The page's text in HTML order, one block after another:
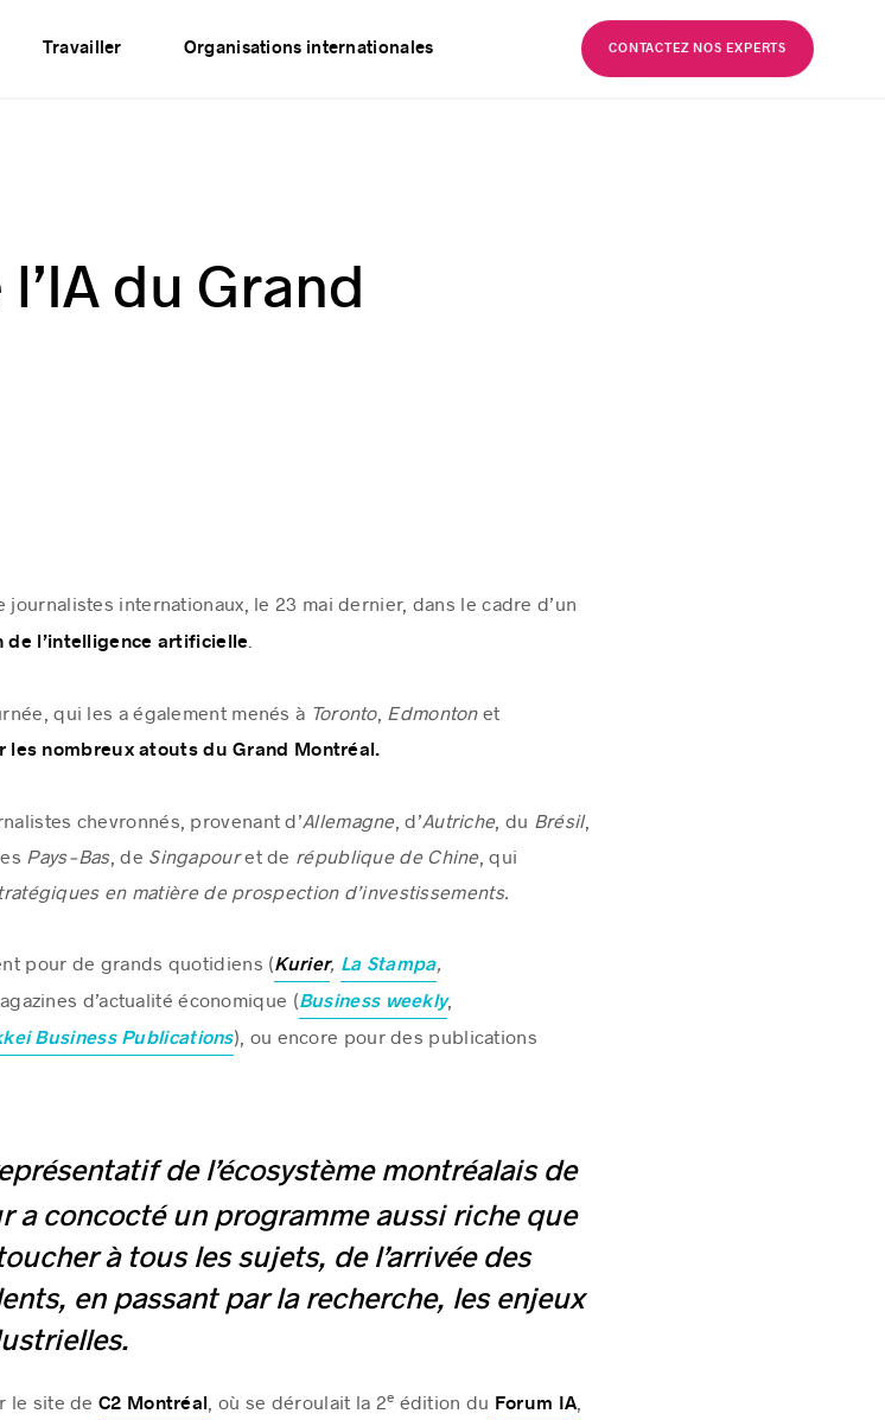
du Grand
internationaux, le 23 mai dernier, dans le cadre d’un
de l’intelligence artificielle.
qui les a également menés à Toronto, Edmonton et
les nombreux atouts du Grand Montréal.
chevronnés, provenant d’Allemagne, d’ Autriche, du Brésil,
Pays-Bas, de Singapour et de république de Chine, qui
en matière de prospection d’investissements.
pour de grands quotidiens (Kurier, La Stampa,
d’actualité économique (Business weekly,
Business Publications), ou encore pour des publications
de l’écosystème montréalais de
a concocté un programme aussi riche que
à tous les sujets, de l’arrivée des
en passant par la recherche, les enjeux
le site deC2 Montréal, où se déroulait la 2e édition du Forum IA,